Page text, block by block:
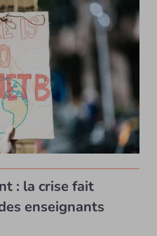
: la crise fait
enseignants